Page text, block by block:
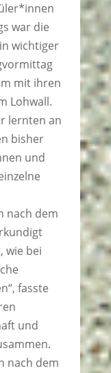
war die
wichtiger
mit ihren
Lohwall.
lernten an
bisher
und
nach dem
wie bei
fasste
und
nach dem